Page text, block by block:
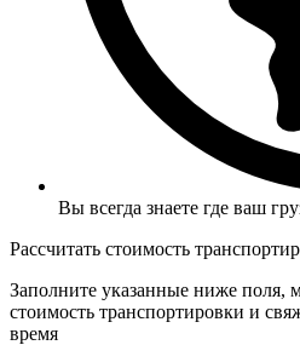
Вы всегда знаете где ваш
Рассчитать стоимость
Заполните указанные ниже поля,
стоимость транспортировки и
время